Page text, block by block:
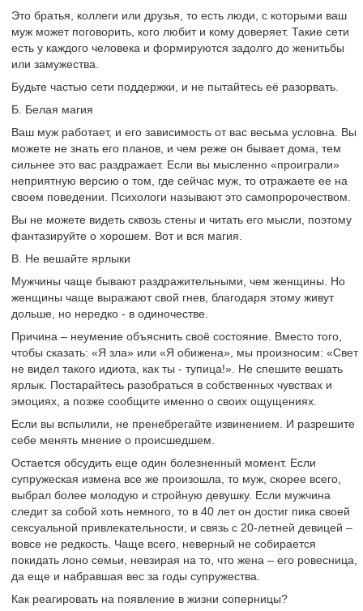
Это братья, коллеги или друзья, то есть люди, с которыми ваш
муж может поговорить, кого любит и кому доверяет. Такие сети
есть у каждого человека и формируются задолго до женитьбы
или замужества.
Будьте частью сети поддержки, и не пытайтесь её разорвать.
Б. Белая магия
Ваш муж работает, и его зависимость от вас весьма условна. Вы
можете не знать его планов, и чем реже он бывает дома, тем
сильнее это вас раздражает. Если вы мысленно «проиграли»
неприятную версию о том, где сейчас муж, то отражаете ее на
своем поведении. Психологи называют это самопророчеством.
Вы не можете видеть сквозь стены и читать его мысли, поэтому
фантазируйте о хорошем. Вот и вся магия.
В. Не вешайте ярлыки
Мужчины чаще бывают раздражительными, чем женщины. Но
женщины чаще выражают свой гнев, благодаря этому живут
дольше, но нередко - в одиночестве.
Причина – неумение объяснить своё состояние. Вместо того,
чтобы сказать: «Я зла» или «Я обижена», мы произносим: «Свет
не видел такого идиота, как ты - тупица!». Не спешите вешать
ярлык. Постарайтесь разобраться в собственных чувствах и
эмоциях, а позже сообщите именно о своих ощущениях.
Если вы вспылили, не пренебрегайте извинением. И разрешите
себе менять мнение о происшедшем.
Остается обсудить еще один болезненный момент. Если
супружеская измена все же произошла, то муж, скорее всего,
выбрал более молодую и стройную девушку. Если мужчина
следит за собой хоть немного, то в 40 лет он достиг пика своей
сексуальной привлекательности, и связь с 20-летней девицей –
вовсе не редкость. Чаще всего, неверный не собирается
покидать лоно семьи, невзирая на то, что жена – его ровесница,
да еще и набравшая вес за годы супружества.
Как реагировать на появление в жизни соперницы?